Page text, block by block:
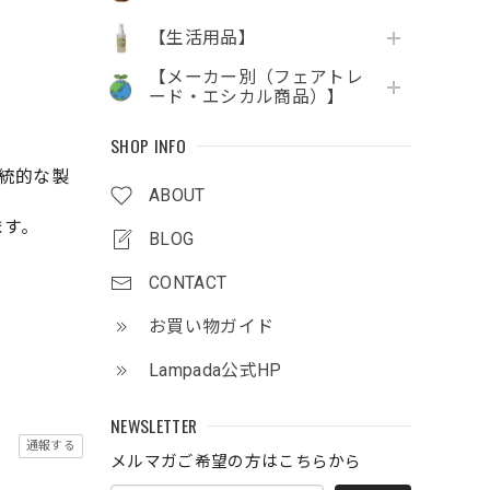
【生活用品】
【メーカー別（フェアトレ
ード・エシカル商品）】
SHOP INFO
ABOUT
BLOG
CONTACT
お買い物ガイド
Lampada公式HP
NEWSLETTER
メルマガご希望の方はこちらから
的な製
。
通報する